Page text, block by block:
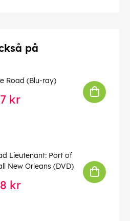
på
Road (Blu-ray)
kr
Lieutenant: Port of
New Orleans (DVD)
kr